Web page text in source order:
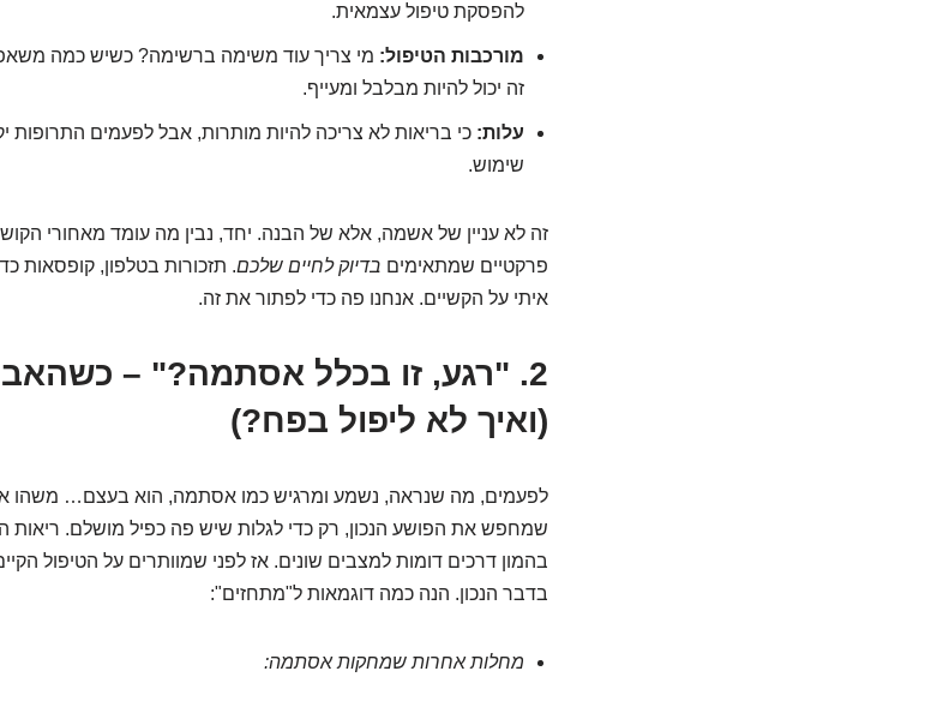
להפסקת טיפול עצמאית.
מורכבות הטיפול: מי צריך עוד משימה ברשימה? כשיש כמה
זה יכול להיות מבלבל ומעייף.
עלות: כי בריאות לא צריכה להיות מותרות, אבל לפעמים התרופות
שימוש.
זה לא עניין של אשמה, אלא של הבנה. יחד, נבין מה עומד מאחורי
פרקטיים שמתאימים בדיוק לחיים שלכם. תזכורות בטלפון, קופסאות
איתי על הקשיים. אנחנו פה כדי לפתור את זה.
2. "רגע, זו בכלל אסתמה?" –
(ואיך לא ליפול בפח?)
לפעמים, מה שנראה, נשמע ומרגיש כמו אסתמה, הוא בעצם… משהו
שמחפש את הפושע הנכון, רק כדי לגלות שיש פה כפיל מושלם. ריאות
בהמון דרכים דומות למצבים שונים. אז לפני שמוותרים על הטיפול
בדבר הנכון. הנה כמה דוגמאות ל"מתחזים":
מחלות אחרות שמחקות אסתמה: